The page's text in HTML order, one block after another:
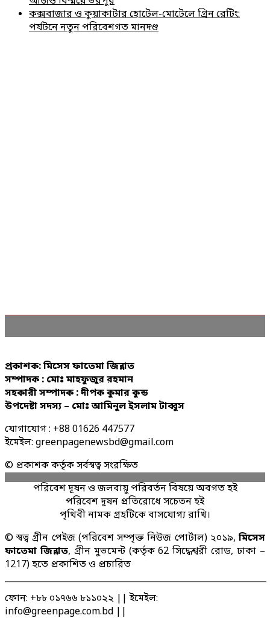
কক্সবাজার ও কুয়াকাটার হোটেল-মোটেলে গ্রিন রেটিং:
পর্যটনে নতুন পরিবেশগত মানদণ্ড
প্রকাশক: মিসেস ফাতেমা জিন্নাত
সম্পাদক : মোঃ মাহফুজুর রহমান
সহকারী সম্পাদক : দীপক কুমার কুন্ড
উপদেষ্টা সদস্য – মোঃ আমিনুল ইসলাম টাব্বুস
যোগাযোগ : +88 01626 447577
ইমেইল: greenpagenewsbd@gmail.com
© প্রকাশক কর্তৃক সর্বস্বত্ব সংরক্ষিত
পরিবেশ দূষন ও জলবায়ু পরিবর্তন বিষয়ে অবগত হই
পরিবেশ দূষন প্রতিরোধে সচেতন হই
পৃথিবী নামক গ্রহটিকে বাসযোগ্য রাখি।
© স্বত্ব গ্রীন পেইজ (পরিবেশ সম্পৃক্ত নিউজ পোর্টাল) ২০১৯, মিসেস
ফাতেমা জিন্নাত, গ্রীন মুভমেন্ট (কর্তৃক 62 সিদ্ধেশ্বরী রোড, ঢাকা –
1217) হতে প্রকাশিত ও প্রচারিত
ফোন: +৮৮ ০১৭৬৬ ৮১১০২২ || ইমেইল:
info@greenpage.com.bd ||